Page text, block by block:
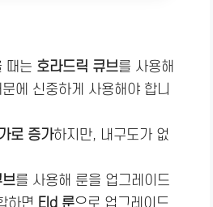
때는 호라드릭 큐브를 사용해
에 신중하게 사용해야 합니
로 증가하지만, 내구도가 없
를 사용해 룬을 업그레이드
하면 Eld 룬으로 업그레이드